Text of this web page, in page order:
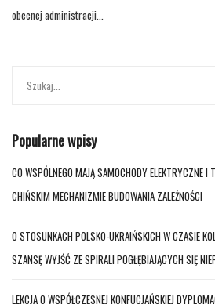
obecnej administracji...
Popularne wpisy
CO WSPÓLNEGO MAJĄ SAMOCHODY ELEKTRYCZNE I
CHIŃSKIM MECHANIZMIE BUDOWANIA ZALEŻNOŚCI
O STOSUNKACH POLSKO-UKRAIŃSKICH W CZASIE
SZANSĘ WYJŚĆ ZE SPIRALI POGŁĘBIAJĄCYCH SIĘ
LEKCJA O WSPÓŁCZESNEJ KONFUCJAŃSKIEJ